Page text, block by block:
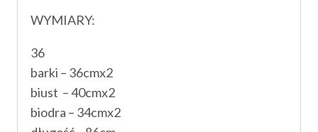
WYMIARY:
36
barki – 36cmx2
biust – 40cmx2
biodra – 34cmx2